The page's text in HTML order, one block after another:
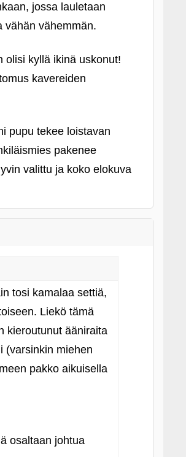
jossa lauletaan
vähän vähemmän.
olisi kyllä ikinä uskonut!
kavereiden
pupu tekee loistavan
pakenee
valittu ja koko elokuva
tosi kamalaa settiä,
Liekö tämä
kieroutunut ääniraita
(varsinkin miehen
pakko aikuisella
osaltaan johtua